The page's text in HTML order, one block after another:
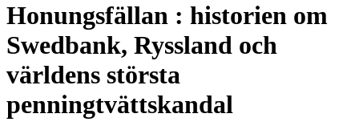
Honungsfällan : historien om
Swedbank, Ryssland och
världens största
penningtvättskandal